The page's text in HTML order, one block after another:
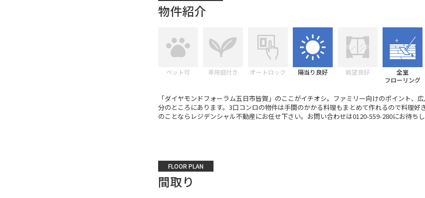
物件紹介
ペット可 専用庭付き オートロック 陽当り良好 眺望良好
全室
フローリング
「ダイヤモンドフォーラム五日市皆賀」のここがイチオシ。ファミリー向けのポイント、
分のところにあります。3口コンロの物件は手間のかかる料理もまとめて作れるので料理好
のことならレジデンシャル不動産にお任せ下さい。お問い合わせは0120-559-280にお待ちし
FLOOR PLAN
間取り